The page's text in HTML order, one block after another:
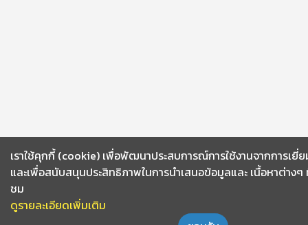
เราใช้คุกกี้ (cookie) เพื่อพัฒนาประสบการณ์การใช้งานจากการเยี่ย
และเพื่อสนับสนุนประสิทธิภาพในการนำเสนอข้อมูลและ เนื้อหาต่างๆ
ชม
ดูรายละเอียดเพิ่มเติม